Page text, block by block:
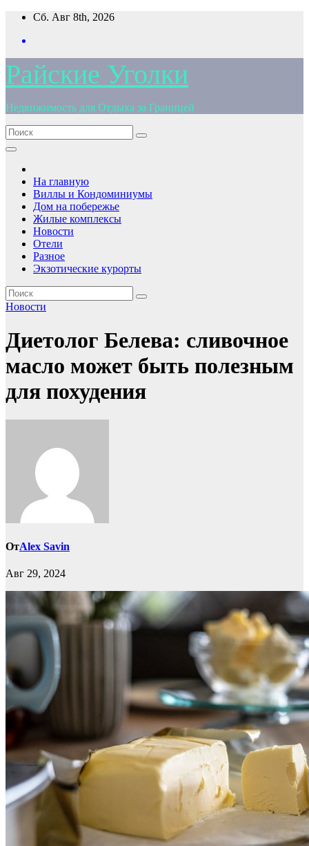
Перейти
содержимому
Сб. Авг 8th, 2026
Райские Уголки
Недвижимость для Отдыха за Границей
На главную
Виллы и Кондоминиумы
Дом на побережье
Жилые комплексы
Новости
Отели
Разное
Экзотические курорты
Новости
Диетолог Белева: сливочное
масло может быть полезным
для похудения
ОтAlex Savin
Авг 29, 2024